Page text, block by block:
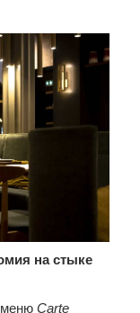
на стыке
менюCarte